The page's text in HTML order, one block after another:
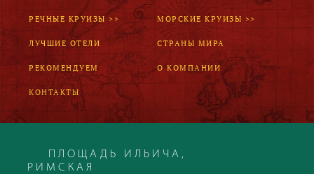
РЕЧНЫЕ КРУИЗЫ >> МОРСКИЕ КРУИЗЫ >>
ЛУЧШИЕ ОТЕЛИ СТРАНЫ МИРА
РЕКОМЕНДУЕМ О КОМПАНИИ
КОНТАКТЫ
ПЛОЩАДЬ ИЛЬИЧА,
РИМСКАЯ